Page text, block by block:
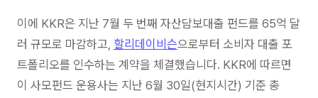
이에 KKR은 지난 7월 두 번째 자산담보대출 펀드를 65억 달
러 규모로 마감하고, 할리데이비슨으로부터 소비자 대출 포
트폴리오를 인수하는 계약을 체결했습니다. KKR에 따르면
이 사모펀드 운용사는 지난 6월 30일(현지시간) 기준 총